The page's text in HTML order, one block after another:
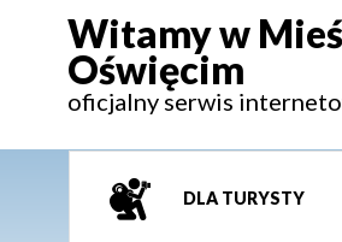
Witamy w
Oświęcim
oficjalny serwis
DLA TURYSTY